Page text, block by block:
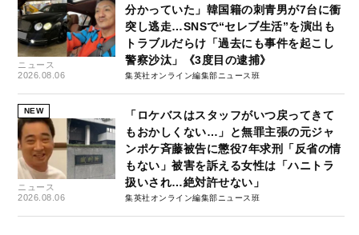
ニュース
2026.08.06
分かっていた」韓国籍の刺青男が7台に衝
突し逃走…SNSで“セレブ生活”を演出も
トラブルだらけ「過去にも事件を起こし
警察沙汰」《3度目の逮捕》
集英社オンライン編集部ニュース班
NEW
ニュース
2026.08.06
「ロケバスはスタッフがいつ戻ってきて
もおかしくない…」と無罪主張の元ジャ
ンポケ斉藤被告に懲役7年求刑「反省の情
もない」被害を訴える女性は「ハニトラ
扱いされ…絶対許せない」
集英社オンライン編集部ニュース班